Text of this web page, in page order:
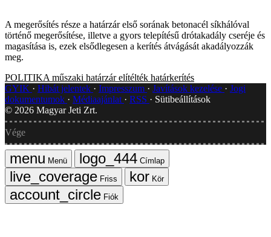
A megerősítés része a határzár első sorának betonacél síkhálóval
történő megerősítése, illetve a gyors telepítésű drótakadály cseréje és
magasítása is, ezek elsődlegesen a kerítés átvágását akadályozzák
meg.
POLITIKA műszaki határzár elítélték határkerítés
GYIK
Hibát jelentek Impresszum Javítások kezelése
Jogi
dokumentumok
Médiaajánlat RSS
Sütibeállítások
© 2026 Magyar Jeti Zrt.
Vége
Menü
Címlap
Friss
Kör
Fiók